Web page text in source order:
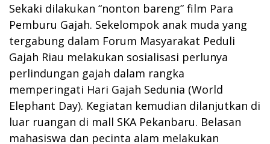
Sekaki dilakukan “nonton bareng” film Para
Pemburu Gajah. Sekelompok anak muda yang
tergabung dalam Forum Masyarakat Peduli
Gajah Riau melakukan sosialisasi perlunya
perlindungan gajah dalam rangka
memperingati Hari Gajah Sedunia (World
Elephant Day). Kegiatan kemudian dilanjutkan di
luar ruangan di mall SKA Pekanbaru. Belasan
mahasiswa dan pecinta alam melakukan